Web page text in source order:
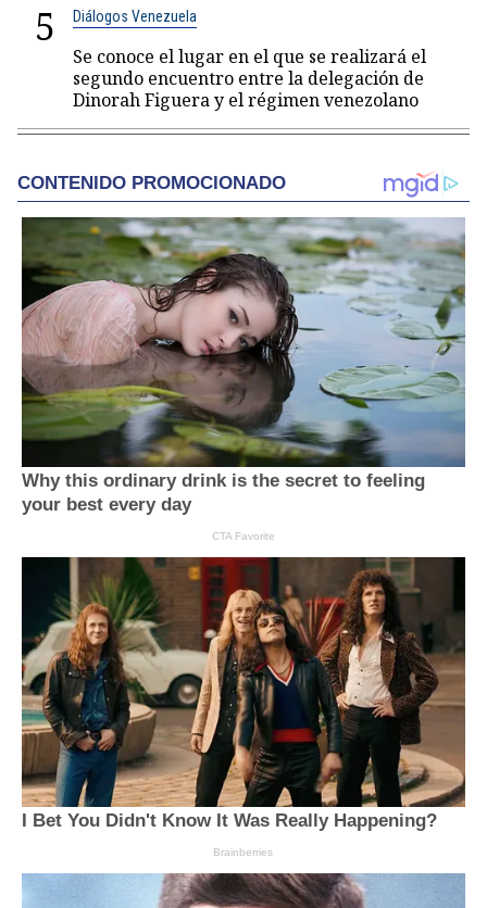
5 Diálogos Venezuela
Se conoce el lugar en el que se realizará el
segundo encuentro entre la delegación de
Dinorah Figuera y el régimen venezolano